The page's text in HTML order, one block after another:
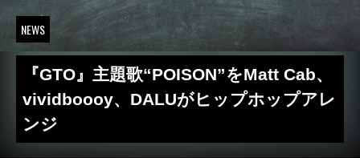
NEWS
『GTO』主題歌“POISON”をMatt Cab、
vividboooy、DALUがヒップホップアレ
ンジ